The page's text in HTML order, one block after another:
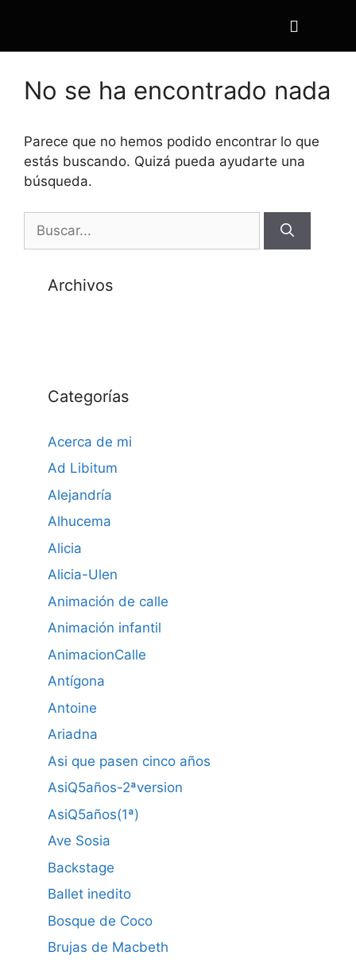
No se ha encontrado nada
Parece que no hemos podido encontrar lo que
estás buscando. Quizá pueda ayudarte una
búsqueda.
Archivos
Categorías
Acerca de mi
Ad Libitum
Alejandría
Alhucema
Alicia
Alicia-Ulen
Animación de calle
Animación infantil
AnimacionCalle
Antígona
Antoine
Ariadna
Asi que pasen cinco años
AsiQ5años-2ªversion
AsiQ5años(1ª)
Ave Sosia
Backstage
Ballet inedito
Bosque de Coco
Brujas de Macbeth